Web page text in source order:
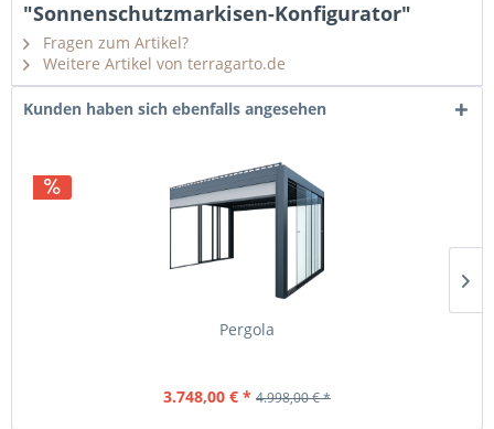
"Sonnenschutzmarkisen-Konfigurator"
Fragen zum Artikel?
Weitere Artikel von terragarto.de
Kunden haben sich ebenfalls angesehen
Pergola
3.748,00 € * 4.998,00 € *